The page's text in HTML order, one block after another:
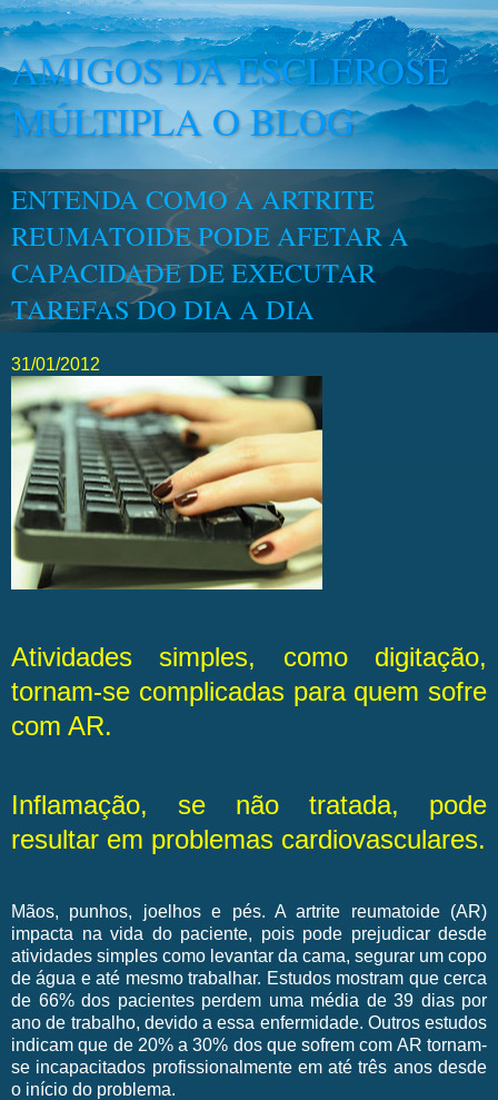
AMIGOS DA ESCLEROSE
MÚLTIPLA O BLOG
ENTENDA COMO A ARTRITE
REUMATOIDE PODE AFETAR A
CAPACIDADE DE EXECUTAR
TAREFAS DO DIA A DIA
31/01/2012
Atividades simples, como digitação,
tornam-se complicadas para quem sofre
com AR.
Inflamação, se não tratada, pode
resultar em problemas cardiovasculares.
Mãos, punhos, joelhos e pés. A artrite reumatoide (AR)
impacta na vida do paciente, pois pode prejudicar desde
atividades simples como levantar da cama, segurar um copo
de água e até mesmo trabalhar. Estudos mostram que cerca
de 66% dos pacientes perdem uma média de 39 dias por
ano de trabalho, devido a essa enfermidade. Outros estudos
indicam que de 20% a 30% dos que sofrem com AR tornam-
se incapacitados profissionalmente em até três anos desde
o início do problema.